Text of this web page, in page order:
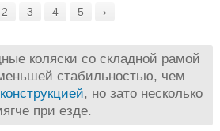
2 3 4 5 ›
коляски со складной рамой
стабильностью, чем
, но зато несколько
при езде.